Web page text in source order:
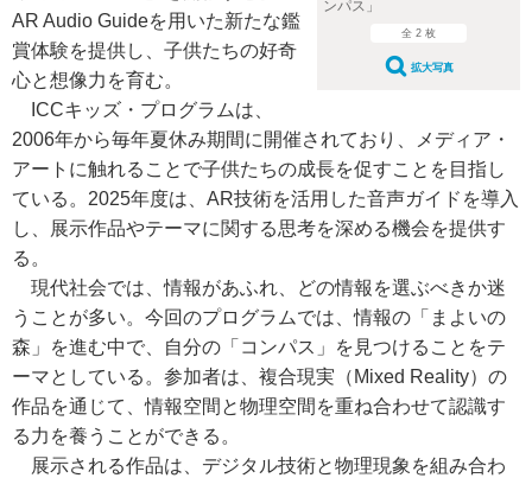
ンパス」
全 2 枚
拡大写真
AR Audio Guideを用いた新たな鑑
賞体験を提供し、子供たちの好奇
心と想像力を育む。
ICCキッズ・プログラムは、
2006年から毎年夏休み期間に開催されており、メディア・
アートに触れることで子供たちの成長を促すことを目指し
ている。2025年度は、AR技術を活用した音声ガイドを導入
し、展示作品やテーマに関する思考を深める機会を提供す
る。
現代社会では、情報があふれ、どの情報を選ぶべきか迷
うことが多い。今回のプログラムでは、情報の「まよいの
森」を進む中で、自分の「コンパス」を見つけることをテ
ーマとしている。参加者は、複合現実（Mixed Reality）の
作品を通じて、情報空間と物理空間を重ね合わせて認識す
る力を養うことができる。
展示される作品は、デジタル技術と物理現象を組み合わ